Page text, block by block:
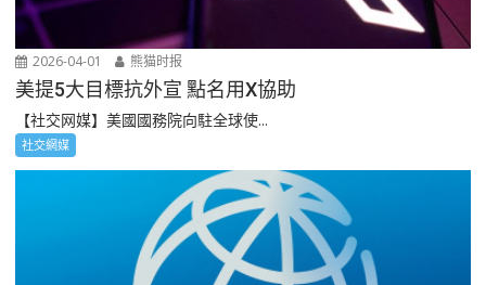
2026-04-01 熊猫时报
美提5大目標抗外宣 點名用X協助
【社交网媒】美國國務院向駐全球使...
社交網媒